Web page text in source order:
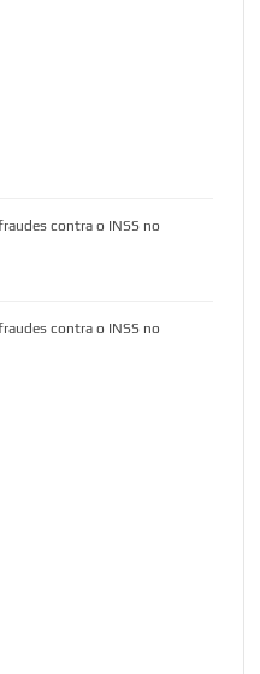
contra o INSS no
contra o INSS no